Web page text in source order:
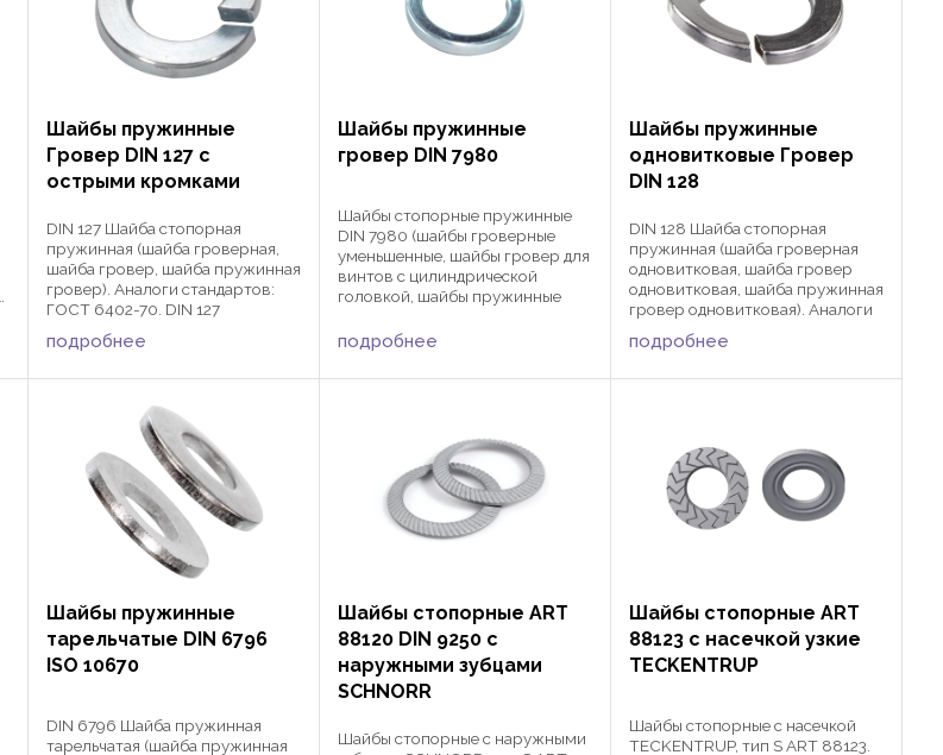
Шайбы пружинные
Гровер DIN 127 с
острыми кромками
DIN 127 Шайба стопорная
пружинная (шайба гроверная,
шайба гровер, шайба пружинная
гровер). Аналоги стандартов:
ГОСТ 6402-70. DIN 127
применяются для болтов,
винтов и гаек с метрической или
подробнее
Шайбы пружинные
гровер DIN 7980
Шайбы стопорные пружинные
DIN 7980 (шайбы гроверные
уменьшенные, шайбы гровер для
винтов с цилиндрической
головкой, шайбы пружинные
стандартов: ГОСТ 6402-70. DIN
7980 применяются для винтов с
метрической резьбой в ...
подробнее
Шайбы пружинные
одновитковые Гровер
DIN 128
DIN 128 Шайба стопорная
пружинная (шайба гроверная
одновитковая, шайба гровер
одновитковая, шайба пружинная
гровер одновитковая). Аналоги
стандартов: ГОСТ 6402-70. DIN
128 применяются для болтов,
подробнее
Шайбы пружинные
тарельчатые DIN 6796
ISO 10670
DIN 6796 Шайба пружинная
тарельчатая (шайба пружинная
Шайбы стопорные ART
88120 DIN 9250 с
наружными зубцами
SCHNORR
Шайбы стопорные с наружными
Шайбы стопорные ART
88123 с насечкой узкие
TECKENTRUP
Шайбы стопорные с насечкой
TECKENTRUP, тип S ART 88123.